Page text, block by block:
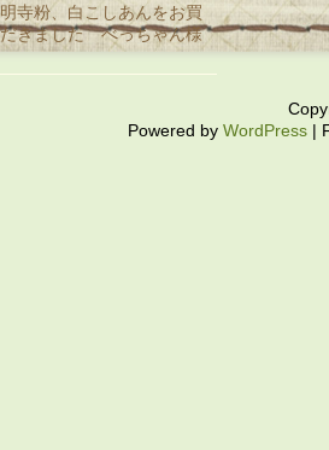
寺粉、白こしあんをお買
きました べっちゃん様
Powered by WordPress|